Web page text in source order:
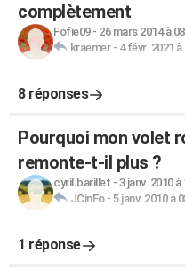
complètement
Fofie09- 26 mars 2014 à
kraemer- 4 févr. 2021 à
8 réponses
Pourquoi mon volet
remonte-t-il plus ?
cyril.barillet - 3 janv. 2010 à
JCinFo- 5 janv. 2010 à
1 réponse